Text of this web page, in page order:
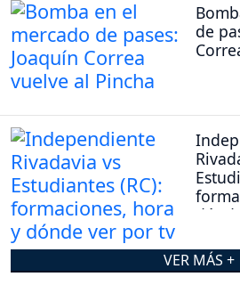
de
VER MÁS +